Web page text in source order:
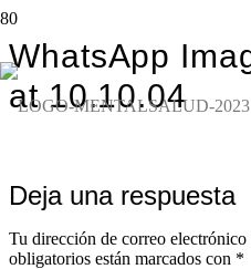
WhatsApp
at 10.10.04
Deja una respuesta
Tu dirección de correo electrónico
obligatorios están marcados con *